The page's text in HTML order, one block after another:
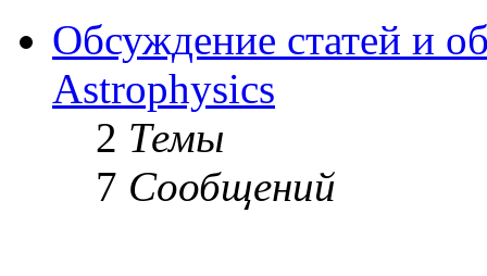
Обсуждение статей и
Astrophysics
2 Темы
7 Сообщений